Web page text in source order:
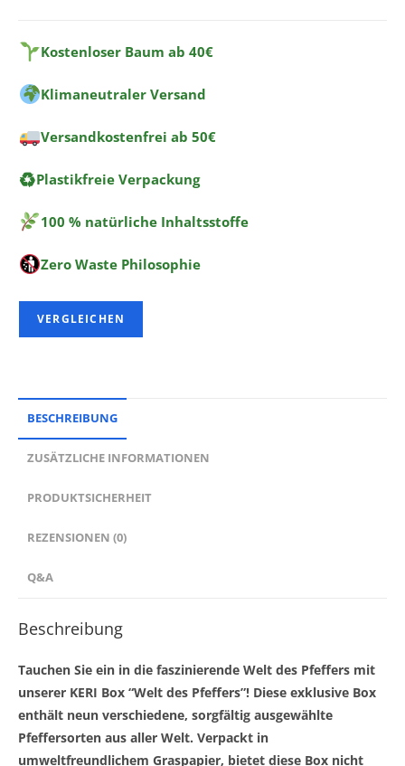
t
v
:
Kostenloser Baum ab 40€
Klimaneutraler Versand
Versandkostenfrei ab 50€
♻Plastikfreie Verpackung
100 % natürliche Inhaltsstoffe
Zero Waste Philosophie
VERGLEICHEN
BESCHREIBUNG
ZUSÄTZLICHE INFORMATIONEN
PRODUKTSICHERHEIT
REZENSIONEN (0)
Q&A
Beschreibung
Tauchen Sie ein in die faszinierende Welt des Pfeffers mit
unserer KERI Box “Welt des Pfeffers”! Diese exklusive Box
enthält neun verschiedene, sorgfältig ausgewählte
Pfeffersorten aus aller Welt. Verpackt in
umweltfreundlichem Graspapier, bietet diese Box nicht